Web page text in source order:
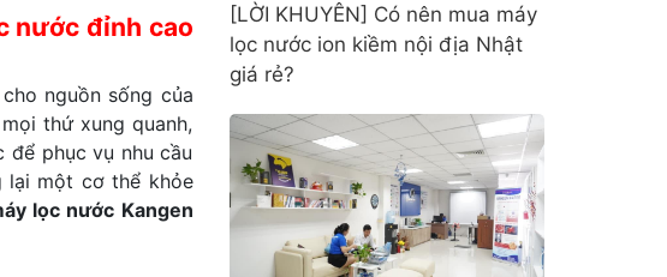
nước đỉnh cao
nguồn sống của
thứ xung quanh,
phục vụ nhu cầu
lại một cơ thể khỏe
áy lọc nước Kangen
[LỜI KHUYÊN] Có nên mua máy
lọc nước ion kiềm nội địa Nhật
giá rẻ?